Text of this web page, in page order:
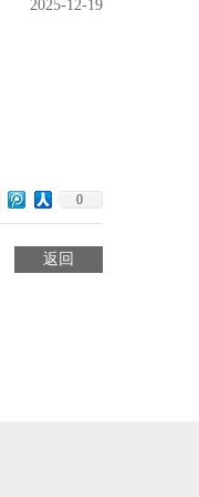
2025-12-19
0
返回